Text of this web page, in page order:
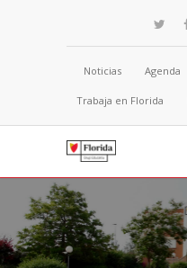
Noticias Agenda
Trabaja en Florida